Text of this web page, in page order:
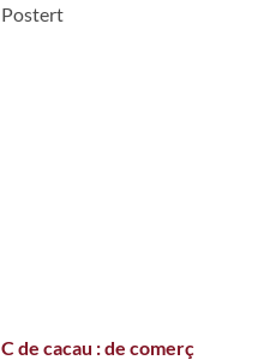
Postert
C de cacau : de comerç